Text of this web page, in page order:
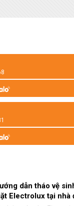
dẫn tháo vệ
Electrolux tại nhà